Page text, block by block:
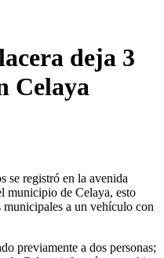
deja 3
Celaya
se registró en la avenida
municipio de Celaya, esto
a un vehículo con
previamente a dos personas;